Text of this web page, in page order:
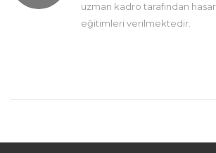
uzman kadro tarafından
eğitimleri verilmektedir.